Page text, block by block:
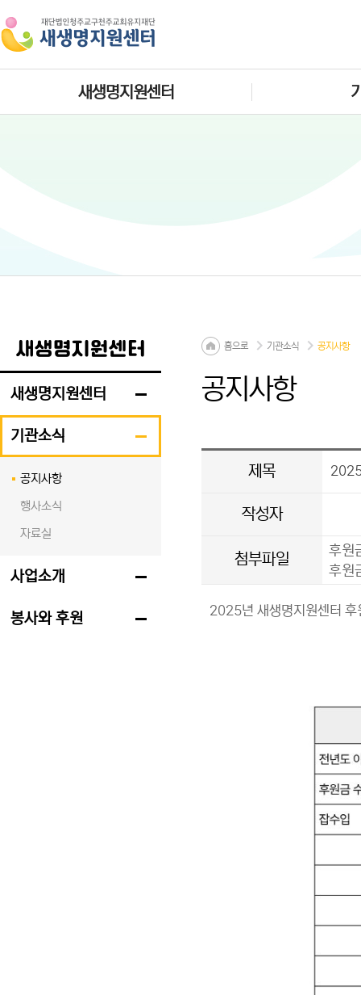
새생명지원센터
새생명지원센터
새생명지원센터
기관소식
공지사항
행사소식
자료실
사업소개
봉사와 후원
홈으로 기관소식 공지사항
공지사항
제목
작성자
첨부파일
후원
후원
2025년 새생명지원센터 후